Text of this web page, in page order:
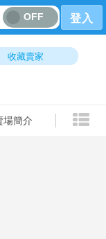
OFF 登入
收藏賣家
場簡介
場簡介